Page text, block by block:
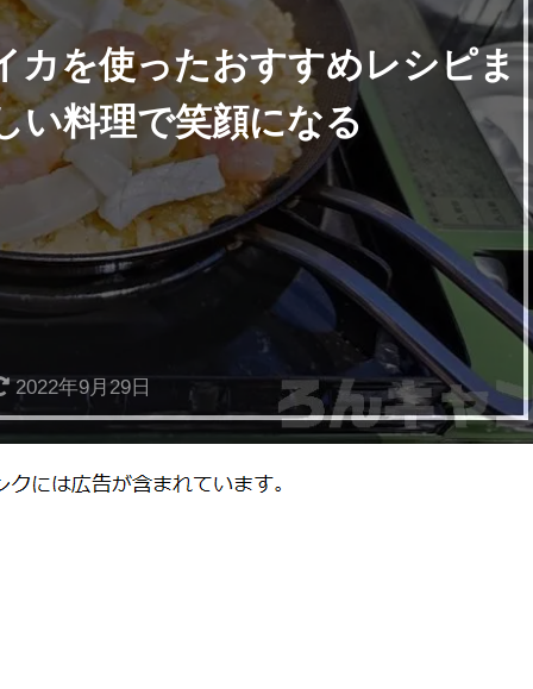
カを使ったおすすめレシピま
い料理で笑顔になる
2022年9月29日